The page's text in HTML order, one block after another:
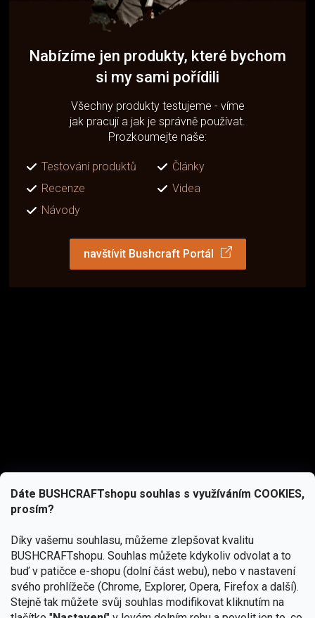
Dáte BUSHCRAFTshopu souhlas s využíváním COOKIES,
prosím?
Díky vašemu souhlasu, můžeme zlepšovat kvalitu
BUSHCRAFTshopu. Souhlas můžete kdykoliv odvolat a to
buď v patičce e-shopu (dolní část webu), nebo v nastavení
svého prohlížeče (Chrome, Explorer, Opera, Firefox a další).
Stejně tak můžete svůj souhlas modifikovat kliknutím na
Nabízíme jen produkty, které bychom
si my sami pořídili
Všechny produkty testujeme - víme
jak pracují a jak je správně používat.
Prozkoumejte naše:
Testování produktů
Články
Recenze
Videa
Návody
navštívit Bushcraft Portál